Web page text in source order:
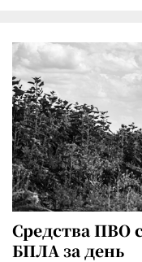
Средства ПВО
БПЛА за день